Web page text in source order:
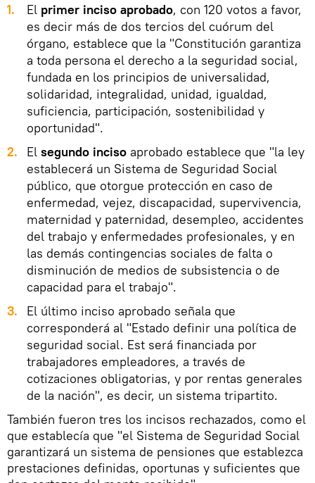
1.
El primer inciso aprobado, con 120 votos a favor,
es decir más de dos tercios del cuórum del
órgano, establece que la "Constitución garantiza
a toda persona el derecho a la seguridad social,
fundada en los principios de universalidad,
solidaridad, integralidad, unidad, igualdad,
suficiencia, participación, sostenibilidad y
oportunidad".
2.
El segundo inciso aprobado establece que "la ley
establecerá un Sistema de Seguridad Social
público, que otorgue protección en caso de
enfermedad, vejez, discapacidad, supervivencia,
maternidad y paternidad, desempleo, accidentes
del trabajo y enfermedades profesionales, y en
las demás contingencias sociales de falta o
disminución de medios de subsistencia o de
capacidad para el trabajo".
3.
El último inciso aprobado señala que
corresponderá al "Estado definir una política de
seguridad social. Est será financiada por
trabajadores empleadores, a través de
cotizaciones obligatorias, y por rentas generales
de la nación", es decir, un sistema tripartito.
También fueron tres los incisos rechazados, como el
que establecía que "el Sistema de Seguridad Social
garantizará un sistema de pensiones que establezca
prestaciones definidas, oportunas y suficientes que